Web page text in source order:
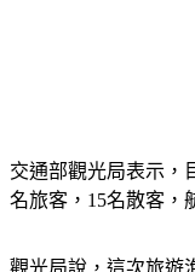
交通部觀光局表示，